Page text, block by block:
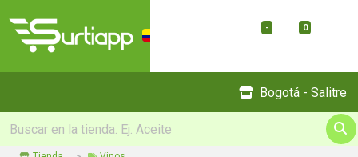
- 0
Bogotá - Salitre